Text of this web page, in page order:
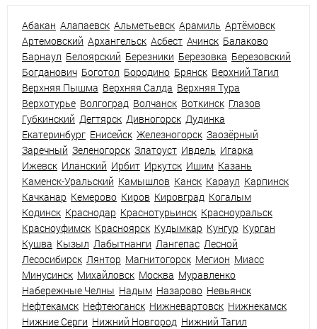
Абакан Алапаевск Альметьевск Арамиль Артёмовск
Артемовский Архангельск Асбест Ачинск Балаково
Барнаул Белоярский Березники Березовка Березовский
Богданович Боготол Бородино Брянск Верхний Тагил
Верхняя Пышма Верхняя Салда Верхняя Тура
Верхотурье Волгоград Волчанск Воткинск Глазов
Губкинский Дегтярск Дивногорск Дудинка
Екатеринбург Енисейск Железногорск Заозёрный
Заречный Зеленогорск Златоуст Ивдель Игарка
Ижевск Иланский Ирбит Иркутск Ишим Казань
Каменск-Уральский Камышлов Канск Караул Карпинск
Качканар Кемерово Киров Кировград Когалым
Кодинск Краснодар Краснотурьинск Красноуральск
Красноуфимск Красноярск Кудымкар Кунгур Курган
Кушва Кызыл Лабытнанги Лангепас Лесной
Лесосибирск Лянтор Магнитогорск Мегион Миасс
Минусинск Михайловск Москва Муравленко
Набережные Челны Надым Назарово Невьянск
Нефтекамск Нефтеюганск Нижневартовск Нижнекамск
Нижние Серги Нижний Новгород Нижний Тагил